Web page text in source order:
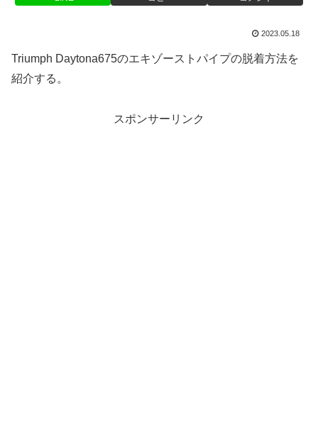
2023.05.18
Triumph Daytona675のエキゾーストパイプの脱着方法を
紹介する。
スポンサーリンク